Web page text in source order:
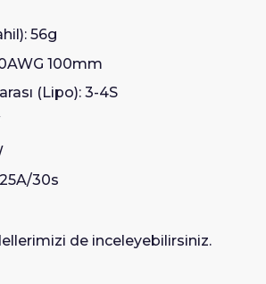
56g
100mm
(Lipo): 3-4S
25A/30s
de inceleyebilirsiniz.